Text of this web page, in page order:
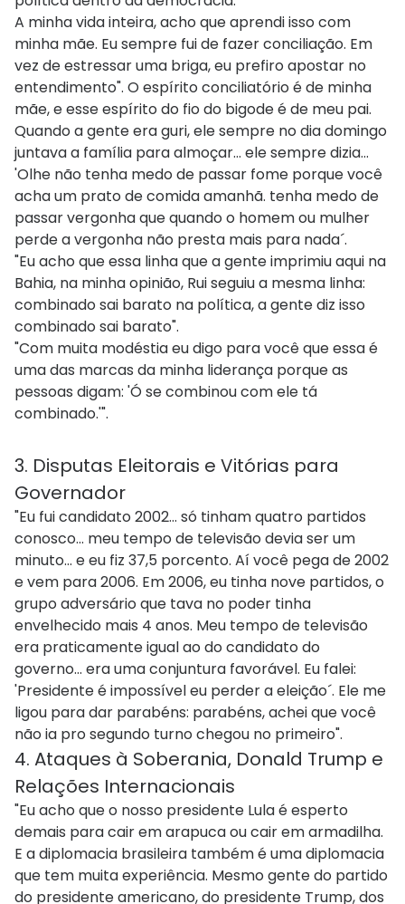
A minha vida inteira, acho que aprendi isso com
minha mãe. Eu sempre fui de fazer conciliação. Em
vez de estressar uma briga, eu prefiro apostar no
entendimento". O espírito conciliatório é de minha
mãe, e esse espírito do fio do bigode é de meu pai.
Quando a gente era guri, ele sempre no dia domingo
juntava a família para almoçar... ele sempre dizia...
'Olhe não tenha medo de passar fome porque você
acha um prato de comida amanhã. tenha medo de
passar vergonha que quando o homem ou mulher
perde a vergonha não presta mais para nada´.
"Eu acho que essa linha que a gente imprimiu aqui na
Bahia, na minha opinião, Rui seguiu a mesma linha:
combinado sai barato na política, a gente diz isso
combinado sai barato".
"Com muita modéstia eu digo para você que essa é
uma das marcas da minha liderança porque as
pessoas digam: 'Ó se combinou com ele tá
combinado.'".
3. Disputas Eleitorais e Vitórias para
Governador
"Eu fui candidato 2002... só tinham quatro partidos
conosco... meu tempo de televisão devia ser um
minuto... e eu fiz 37,5 porcento. Aí você pega de 2002
e vem para 2006. Em 2006, eu tinha nove partidos, o
grupo adversário que tava no poder tinha
envelhecido mais 4 anos. Meu tempo de televisão
era praticamente igual ao do candidato do
governo... era uma conjuntura favorável. Eu falei:
'Presidente é impossível eu perder a eleição´. Ele me
ligou para dar parabéns: parabéns, achei que você
não ia pro segundo turno chegou no primeiro".
4. Ataques à Soberania, Donald Trump e
Relações Internacionais
"Eu acho que o nosso presidente Lula é esperto
demais para cair em arapuca ou cair em armadilha.
E a diplomacia brasileira também é uma diplomacia
que tem muita experiência. Mesmo gente do partido
do presidente americano, do presidente Trump, dos